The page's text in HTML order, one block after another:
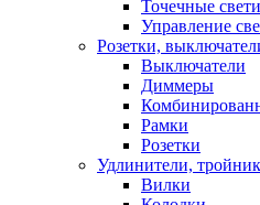
Точечные
Управление
Розетки,
Выключатели
Диммеры
Рамки
Розетки
Удлинители,
Вилки